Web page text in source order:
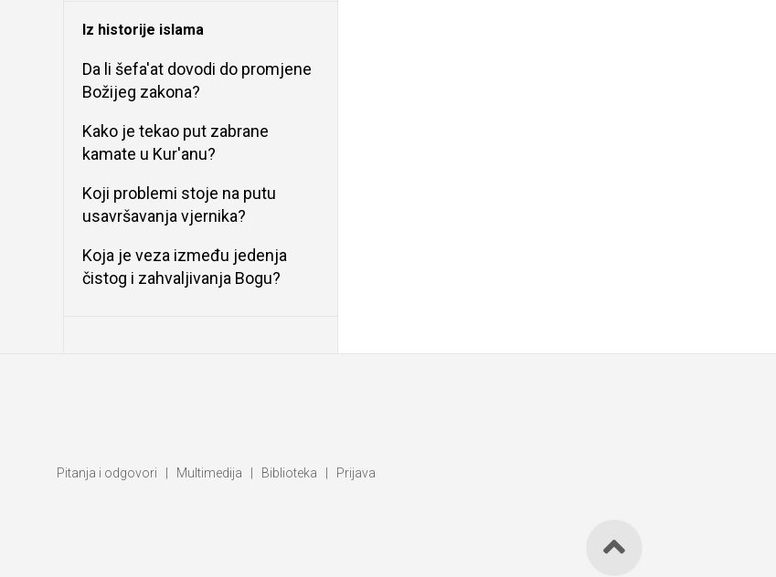
Iz historije islama
Da li šefa'at dovodi do promjene
Božijeg zakona?
Kako je tekao put zabrane
kamate u Kur'anu?
Koji problemi stoje na putu
usavršavanja vjernika?
Koja je veza između jedenja
čistog i zahvaljivanja Bogu?
Pitanja i odgovori Multimedija Biblioteka Prijava